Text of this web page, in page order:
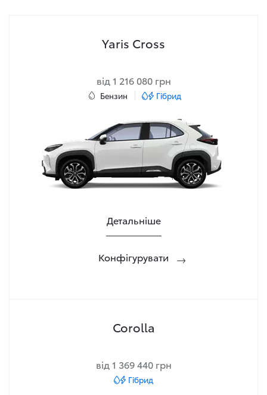
Yaris Cross
від 1 216 080 грн
Бензин Гібрид
Детальніше
Конфігурувати
Corolla
від 1 369 440 грн
Гібрид